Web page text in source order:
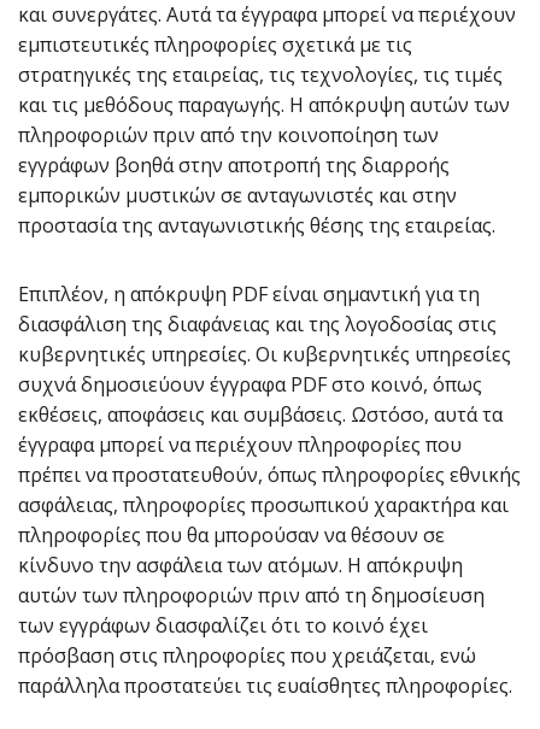
και συνεργάτες. Αυτά τα έγγραφα μπορεί να περιέχουν
εμπιστευτικές πληροφορίες σχετικά με τις
στρατηγικές της εταιρείας, τις τεχνολογίες, τις τιμές
και τις μεθόδους παραγωγής. Η απόκρυψη αυτών των
πληροφοριών πριν από την κοινοποίηση των
εγγράφων βοηθά στην αποτροπή της διαρροής
εμπορικών μυστικών σε ανταγωνιστές και στην
προστασία της ανταγωνιστικής θέσης της εταιρείας.
Επιπλέον, η απόκρυψη PDF είναι σημαντική για τη
διασφάλιση της διαφάνειας και της λογοδοσίας στις
κυβερνητικές υπηρεσίες. Οι κυβερνητικές υπηρεσίες
συχνά δημοσιεύουν έγγραφα PDF στο κοινό, όπως
εκθέσεις, αποφάσεις και συμβάσεις. Ωστόσο, αυτά τα
έγγραφα μπορεί να περιέχουν πληροφορίες που
πρέπει να προστατευθούν, όπως πληροφορίες εθνικής
ασφάλειας, πληροφορίες προσωπικού χαρακτήρα και
πληροφορίες που θα μπορούσαν να θέσουν σε
κίνδυνο την ασφάλεια των ατόμων. Η απόκρυψη
αυτών των πληροφοριών πριν από τη δημοσίευση
των εγγράφων διασφαλίζει ότι το κοινό έχει
πρόσβαση στις πληροφορίες που χρειάζεται, ενώ
παράλληλα προστατεύει τις ευαίσθητες πληροφορίες.